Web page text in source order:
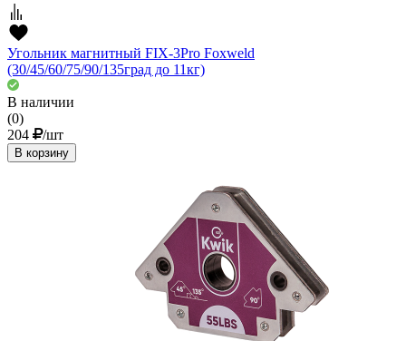
Угольник магнитный FIX-3Pro Foxweld
(30/45/60/75/90/135град до 11кг)
В наличии
(0)
204
/шт
В корзину